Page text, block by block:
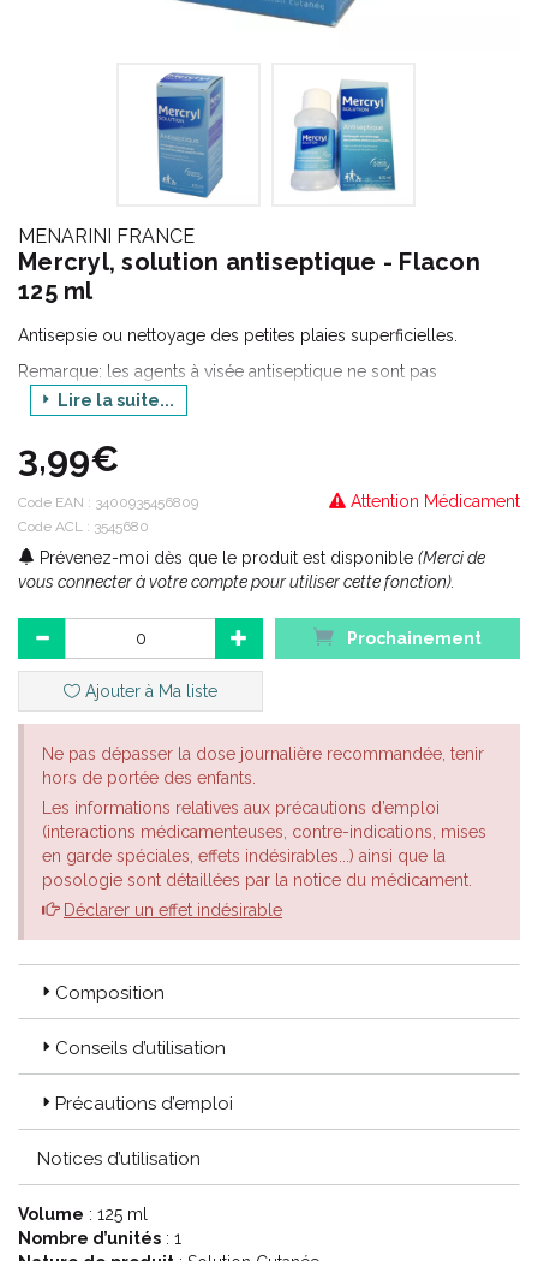
MENARINI FRANCE
Mercryl, solution antiseptique - Flacon
125 ml
Antisepsie ou nettoyage des petites plaies superficielles.
Remarque: les agents à visée antiseptique ne sont pas
stérilisants: ils réduisent temporairement le nombre de micro-
organismes.
Lire la suite...
3,99€
Attention Médicament
Code EAN : 3400935456809
Code ACL : 3545680
Prévenez-moi dès que le produit est disponible (Merci de
vous connecter à votre compte pour utiliser cette fonction).
Prochainement
Ajouter à Ma liste
Ne pas dépasser la dose journalière recommandée, tenir
hors de portée des enfants.
Les informations relatives aux précautions d’emploi
(interactions médicamenteuses, contre-indications, mises
en garde spéciales, effets indésirables...) ainsi que la
posologie sont détaillées par la notice du médicament.
Déclarer un effet indésirable
Composition
Conseils d’utilisation
Précautions d’emploi
Notices d’utilisation
Volume : 125 ml
Nombre d’unités : 1